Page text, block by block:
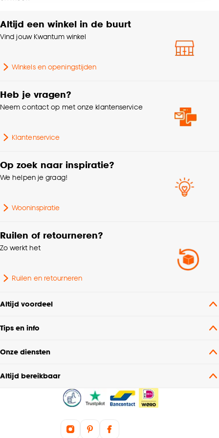
klikken.
Goed om te weten is dat je deze keuze altijd nog
cookieverklaring.
Vouwgordijn,
Coupage, Enkele plooi,
Mate verduisterend Transparant
woonwens
Wavegordijn, Embrasse,
Soort stof
Milieu kenmerken
Wasvoorschriften
Modern, Scandinavisch,
Japandi
Altijd een winkel in de buurt
Vind jouw Kwantum winkel
Winkels en openingstijden
Heb je vragen?
Neem contact op met onze klantenservice
Klantenservice
Op zoek naar inspiratie?
We helpen je graag!
Wooninspiratie
Ruilen of retourneren?
Zo werkt het
Ruilen en retourneren
Altijd voordeel
Tips en info
Onze diensten
Altijd bereikbaar